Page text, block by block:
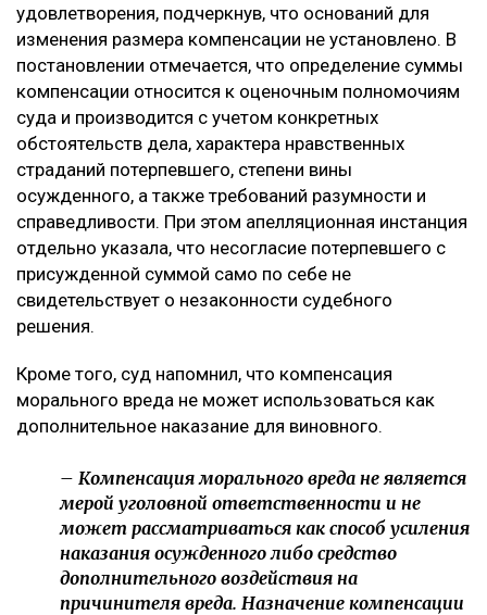
удовлетворения, подчеркнув, что оснований для
изменения размера компенсации не установлено. В
постановлении отмечается, что определение суммы
компенсации относится к оценочным полномочиям
суда и производится с учетом конкретных
обстоятельств дела, характера нравственных
страданий потерпевшего, степени вины
осужденного, а также требований разумности и
справедливости. При этом апелляционная инстанция
отдельно указала, что несогласие потерпевшего с
присужденной суммой само по себе не
свидетельствует о незаконности судебного
решения.
Кроме того, суд напомнил, что компенсация
морального вреда не может использоваться как
дополнительное наказание для виновного.
– Компенсация морального вреда не является
мерой уголовной ответственности и не
может рассматриваться как способ усиления
наказания осужденного либо средство
дополнительного воздействия на
причинителя вреда. Назначение компенсации